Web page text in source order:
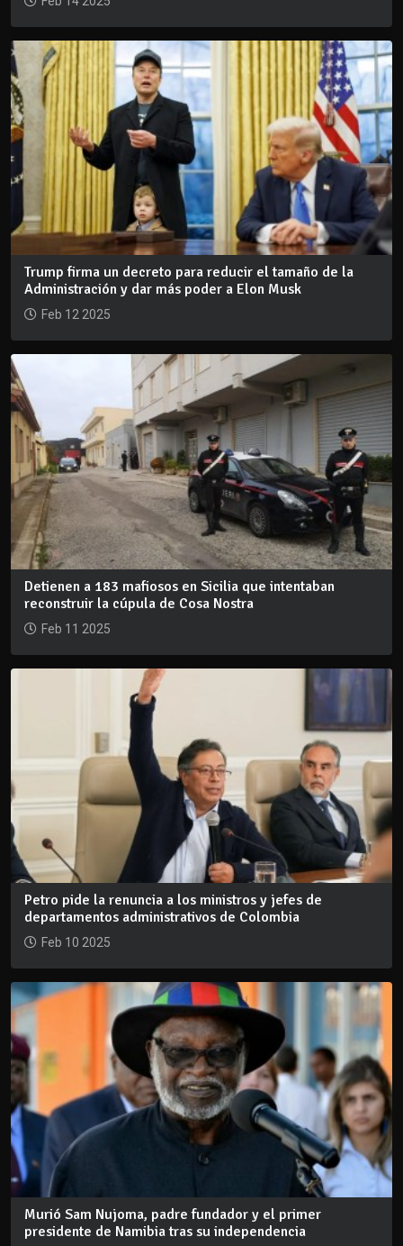
Trump firma un decreto para reducir el tamaño de la
Administración y dar más poder a Elon Musk
Feb 12 2025
Detienen a 183 mafiosos en Sicilia que intentaban
reconstruir la cúpula de Cosa Nostra
Feb 11 2025
Petro pide la renuncia a los ministros y jefes de
departamentos administrativos de Colombia
Feb 10 2025
Murió Sam Nujoma, padre fundador y el primer
presidente de Namibia tras su independencia